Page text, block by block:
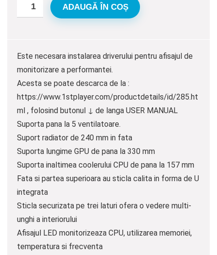
ADAUGĂ ÎN COȘ
Este necesara instalarea driverului pentru afisajul de
monitorizare a performantei.
Acesta se poate descarca de la :
https://www.1stplayer.com/productdetails/id/285.ht
ml , folosind butonul ↓ de langa USER MANUAL
Suporta pana la 5 ventilatoare.
Suport radiator de 240 mm in fata
Suporta lungime GPU de pana la 330 mm
Suporta inaltimea coolerului CPU de pana la 157 mm
Fata si partea superioara au sticla calita in forma de U
integrata
Sticla securizata pe trei laturi ofera o vedere multi-
unghi a interiorului
Afisajul LED monitorizeaza CPU, utilizarea memoriei,
temperatura si frecventa